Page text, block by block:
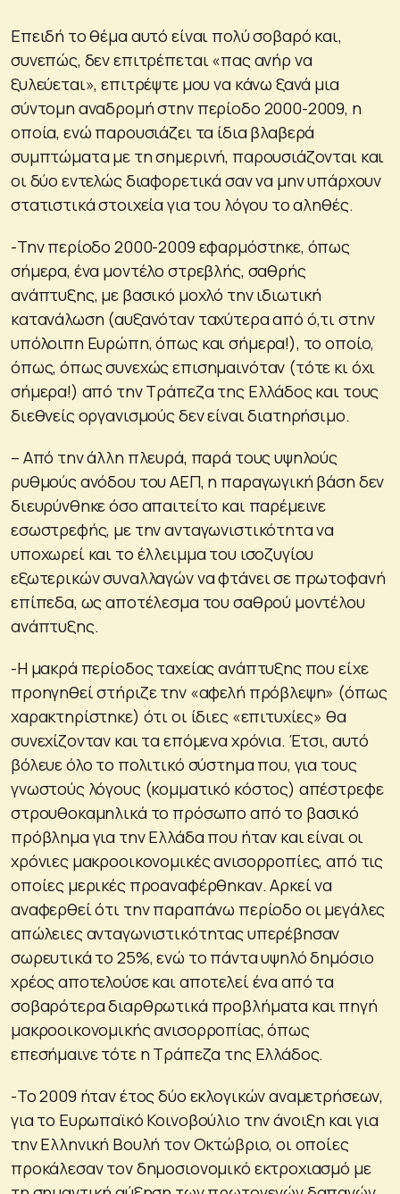
Επειδή το θέμα αυτό είναι πολύ σοβαρό και,
συνεπώς, δεν επιτρέπεται «πας ανήρ να
ξυλεύεται», επιτρέψτε μου να κάνω ξανά μια
σύντομη αναδρομή στην περίοδο 2000-2009, η
οποία, ενώ παρουσιάζει τα ίδια βλαβερά
συμπτώματα με τη σημερινή, παρουσιάζονται και
οι δύο εντελώς διαφορετικά σαν να μην υπάρχουν
στατιστικά στοιχεία για του λόγου το αληθές.
-Την περίοδο 2000-2009 εφαρμόστηκε, όπως
σήμερα, ένα μοντέλο στρεβλής, σαθρής
ανάπτυξης, με βασικό μοχλό την ιδιωτική
κατανάλωση (αυξανόταν ταχύτερα από ό,τι στην
υπόλοιπη Ευρώπη, όπως και σήμερα!), το οποίο,
όπως, όπως συνεχώς επισημαινόταν (τότε κι όχι
σήμερα!) από την Τράπεζα της Ελλάδος και τους
διεθνείς οργανισμούς δεν είναι διατηρήσιμο.
– Από την άλλη πλευρά, παρά τους υψηλούς
ρυθμούς ανόδου του ΑΕΠ, η παραγωγική βάση δεν
διευρύνθηκε όσο απαιτείτο και παρέμεινε
εσωστρεφής, με την ανταγωνιστικότητα να
υποχωρεί και το έλλειμμα του ισοζυγίου
εξωτερικών συναλλαγών να φτάνει σε πρωτοφανή
επίπεδα, ως αποτέλεσμα του σαθρού μοντέλου
ανάπτυξης.
-Η μακρά περίοδος ταχείας ανάπτυξης που είχε
προηγηθεί στήριζε την «αφελή πρόβλεψη» (όπως
χαρακτηρίστηκε) ότι οι ίδιες «επιτυχίες» θα
συνεχίζονταν και τα επόμενα χρόνια. Έτσι, αυτό
βόλευε όλο το πολιτικό σύστημα που, για τους
γνωστούς λόγους (κομματικό κόστος) απέστρεφε
στρουθοκαμηλικά το πρόσωπο από το βασικό
πρόβλημα για την Ελλάδα που ήταν και είναι οι
χρόνιες μακροοικονομικές ανισορροπίες, από τις
οποίες μερικές προαναφέρθηκαν. Αρκεί να
αναφερθεί ότι την παραπάνω περίοδο οι μεγάλες
απώλειες ανταγωνιστικότητας υπερέβησαν
σωρευτικά το 25%, ενώ το πάντα υψηλό δημόσιο
χρέος αποτελούσε και αποτελεί ένα από τα
σοβαρότερα διαρθρωτικά προβλήματα και πηγή
μακροοικονομικής ανισορροπίας, όπως
επεσήμαινε τότε η Τράπεζα της Ελλάδος.
-Το 2009 ήταν έτος δύο εκλογικών αναμετρήσεων,
για το Ευρωπαϊκό Κοινοβούλιο την άνοιξη και για
την Ελληνική Βουλή τον Οκτώβριο, οι οποίες
προκάλεσαν τον δημοσιονομικό εκτροχιασμό με